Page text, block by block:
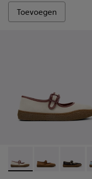
Toevoegen
Peu Terreno -Peu Terreno -
Peu